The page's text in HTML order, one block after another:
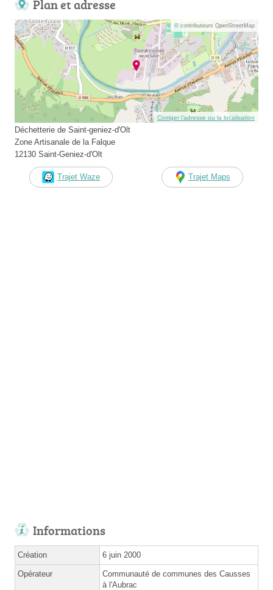
Plan et adresse
© contributeurs OpenStreetMap
Corriger l’adresse ou la localisation
Déchetterie de Saint-geniez-d'Olt
Zone Artisanale de la Falque
12130 Saint-Geniez-d'Olt
Trajet Waze Trajet Maps
Informations
Création 6 juin 2000
Opérateur
Communauté de communes des Causses
à l'Aubrac